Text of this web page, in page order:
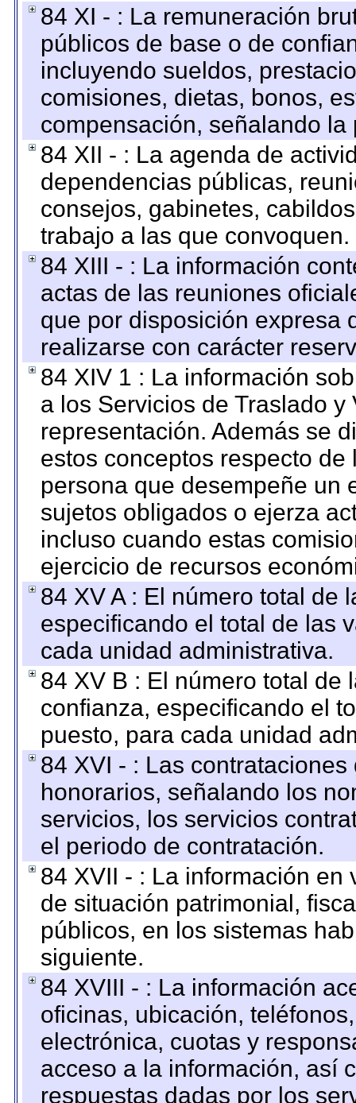
84 XI - : La remuneración
públicos de base o de
incluyendo sueldos,
comisiones, dietas, bonos,
compensación, señalando
84 XII - : La agenda de
dependencias públicas,
consejos, gabinetes,
trabajo a las que convoquen.
84 XIII - : La información
actas de las reuniones
que por disposición expresa
realizarse con carácter
84 XIV 1 : La información
a los Servicios de Traslado
representación. Además se
estos conceptos respecto
persona que desempeñe un
sujetos obligados o ejerza
incluso cuando estas
ejercicio de recursos
84 XV A : El número total de
especificando el total de las
cada unidad administrativa.
84 XV B : El número total de
confianza, especificando el
puesto, para cada unidad
84 XVI - : Las
honorarios, señalando los
servicios, los servicios
el periodo de contratación.
84 XVII - : La información
de situación patrimonial,
públicos, en los sistemas
siguiente.
84 XVIII - : La información
oficinas, ubicación,
electrónica, cuotas y
acceso a la información, así
respuestas dadas por los